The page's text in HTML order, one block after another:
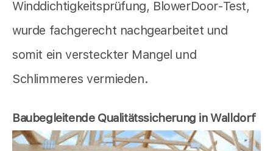
Winddichtigkeitsprüfung, BlowerDoor-Test,
wurde fachgerecht nachgearbeitet und
somit ein versteckter Mangel und
Schlimmeres vermieden.
Baubegleitende Qualitätssicherung in Walldorf